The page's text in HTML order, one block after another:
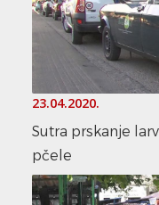
23.04.2020.
Sutra prskanje
pčele